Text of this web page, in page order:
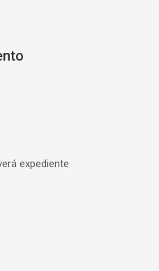
expediente